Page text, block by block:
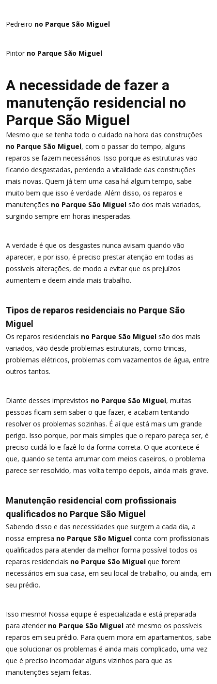
Pedreiro no Parque São Miguel
Pintor no Parque São Miguel
A necessidade de fazer a
manutenção residencial no
Parque São Miguel
Mesmo que se tenha todo o cuidado na hora das construções
no Parque São Miguel, com o passar do tempo, alguns
reparos se fazem necessários. Isso porque as estruturas vão
ficando desgastadas, perdendo a vitalidade das construções
mais novas. Quem já tem uma casa há algum tempo, sabe
muito bem que isso é verdade. Além disso, os reparos e
manutenções no Parque São Miguel são dos mais variados,
surgindo sempre em horas inesperadas.
A verdade é que os desgastes nunca avisam quando vão
aparecer, e por isso, é preciso prestar atenção em todas as
possíveis alterações, de modo a evitar que os prejuízos
aumentem e deem ainda mais trabalho.
Tipos de reparos residenciais no Parque São
Miguel
Os reparos residenciais no Parque São Miguel são dos mais
variados, vão desde problemas estruturais, como trincas,
problemas elétricos, problemas com vazamentos de água, entre
outros tantos.
Diante desses imprevistos no Parque São Miguel, muitas
pessoas ficam sem saber o que fazer, e acabam tentando
resolver os problemas sozinhas. É aí que está mais um grande
perigo. Isso porque, por mais simples que o reparo pareça ser, é
preciso cuidá-lo e fazê-lo da forma correta. O que acontece é
que, quando se tenta arrumar com meios caseiros, o problema
parece ser resolvido, mas volta tempo depois, ainda mais grave.
Manutenção residencial com profissionais
qualificados no Parque São Miguel
Sabendo disso e das necessidades que surgem a cada dia, a
nossa empresa no Parque São Miguel conta com profissionais
qualificados para atender da melhor forma possível todos os
reparos residenciais no Parque São Miguel que forem
necessários em sua casa, em seu local de trabalho, ou ainda, em
seu prédio.
Isso mesmo! Nossa equipe é especializada e está preparada
para atender no Parque São Miguel até mesmo os possíveis
reparos em seu prédio. Para quem mora em apartamentos, sabe
que solucionar os problemas é ainda mais complicado, uma vez
que é preciso incomodar alguns vizinhos para que as
manutenções sejam feitas.